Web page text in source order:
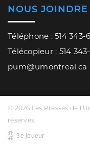
NOUS JOINDRE
Téléphone : 514 343-
Télécopieur : 514
pum@umontreal.ca
© 2026 Les Presses de
réservés.
3e joueur